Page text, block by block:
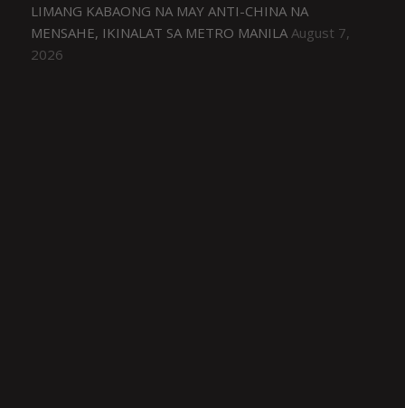
LIMANG KABAONG NA MAY ANTI-CHINA NA
MENSAHE, IKINALAT SA METRO MANILA August 7,
2026